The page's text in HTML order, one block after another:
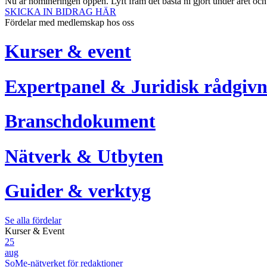
SKICKA IN BIDRAG HÄR
Fördelar med medlemskap hos oss
Kurser & event
Expertpanel & Juridisk
Branschdokument
Nätverk & Utbyten
Guider & verktyg
Se alla fördelar
Kurser & Event
25
aug
SoMe-nätverket för redaktioner